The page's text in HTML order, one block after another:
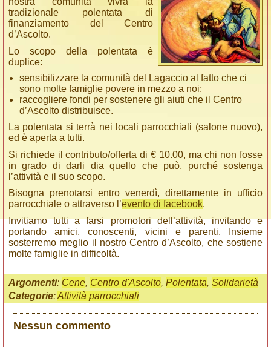
tradizionale polentata di
finanziamento del Centro
d’Ascolto.
Lo scopo della polentata è
duplice:
sensibilizzare la comunità del Lagaccio al fatto che ci
sono molte famiglie povere in mezzo a noi;
raccogliere fondi per sostenere gli aiuti che il Centro
d’Ascolto distribuisce.
La polentata si terrà nei locali parrocchiali (salone nuovo),
ed è aperta a tutti.
Si richiede il contributo/offerta di € 10.00, ma chi non fosse
in grado di darli dia quello che può, purché sostenga
l’attività e il suo scopo.
Bisogna prenotarsi entro venerdì, direttamente in ufficio
parrocchiale o attraverso l’evento di facebook.
Invitiamo tutti a farsi promotori dell’attività, invitando e
portando amici, conoscenti, vicini e parenti. Insieme
sosterremo meglio il nostro Centro d’Ascolto, che sostiene
molte famiglie in difficoltà.
Argomenti: Cene, Centro d'Ascolto, Polentata, Solidarietà
Categorie:Attività parrocchiali
Nessun commento